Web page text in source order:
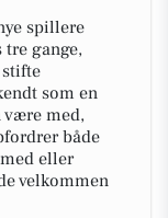
spillere
gange,
som en
være med,
både
eller
velkommen